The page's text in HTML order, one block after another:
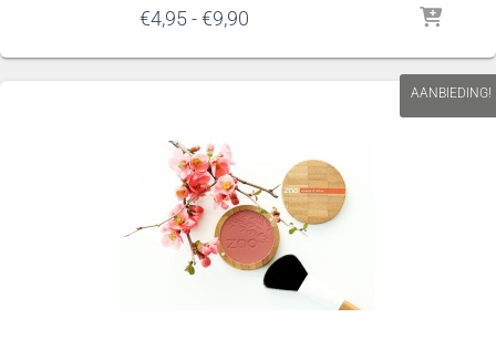
€4,95 - €9,90Prijsklasse:
tot
AANBIEDING!